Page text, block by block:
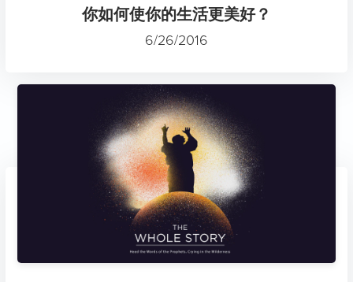
你如何使你的生活更美好？
6/26/2016